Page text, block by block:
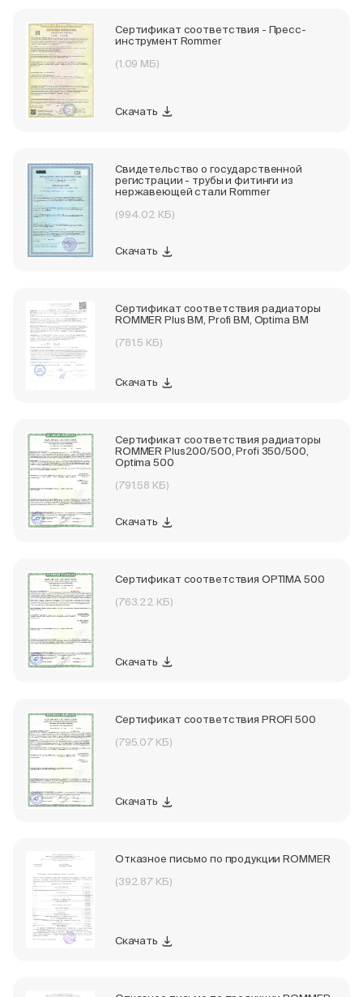
Сертификат соответствия - Пресс-
инструмент Rommer
(1.09 МБ)
Скачать
Свидетельство о государственной
регистрации - трубы и фитинги из
нержавеющей стали Rommer
(994.02 КБ)
Скачать
Сертификат соответствия радиаторы
ROMMER Plus BM, Profi BM, Optima BM
(781.5 КБ)
Скачать
Сертификат соответствия радиаторы
ROMMER Plus200/500, Profi 350/500,
Optima 500
(791.58 КБ)
Скачать
Сертификат соответствия OPTIMA 500
(763.22 КБ)
Скачать
Сертификат соответствия PROFI 500
(795.07 КБ)
Скачать
Отказное письмо по продукции ROMMER
(392.87 КБ)
Скачать